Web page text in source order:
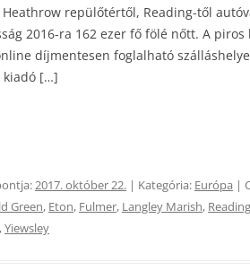
repülőtértől, Reading-től
2016-ra 162 ezer fő fölé nőtt. A
díjmentesen foglalható
kiadó […]
2017. október 22. | Kategória: Európa |
Green, Eton, Fulmer, Langley Marish, Reading
,Yiewsley